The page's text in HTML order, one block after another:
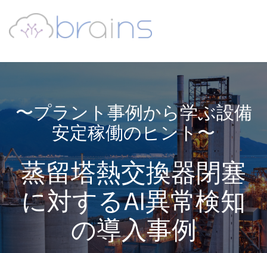
〜プラント事例から学ぶ設備
安定稼働のヒント〜
蒸留塔熱交換器閉塞
に対するAI異常検知
の導入事例